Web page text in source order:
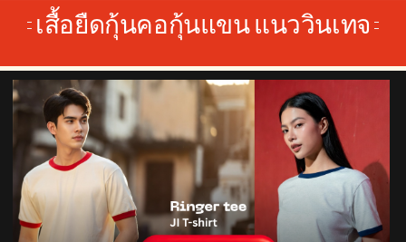
เสื้อยืดกุ้นคอกุ้นแขนแนววินเทจ